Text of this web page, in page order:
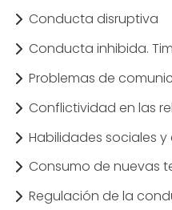
Conducta disruptiva
Conducta inhibida.
Problemas de
Conflictividad en las
Habilidades sociales
Consumo de nuevas
Regulación de la